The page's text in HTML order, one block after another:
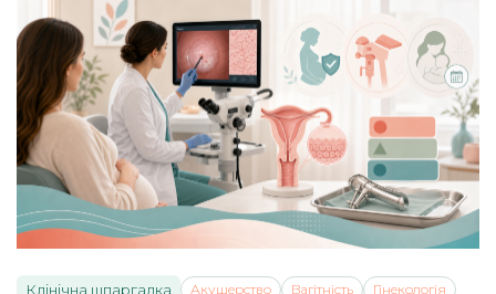
Клінічна шпаргалка Акушерство Вагітність
Гінекологія